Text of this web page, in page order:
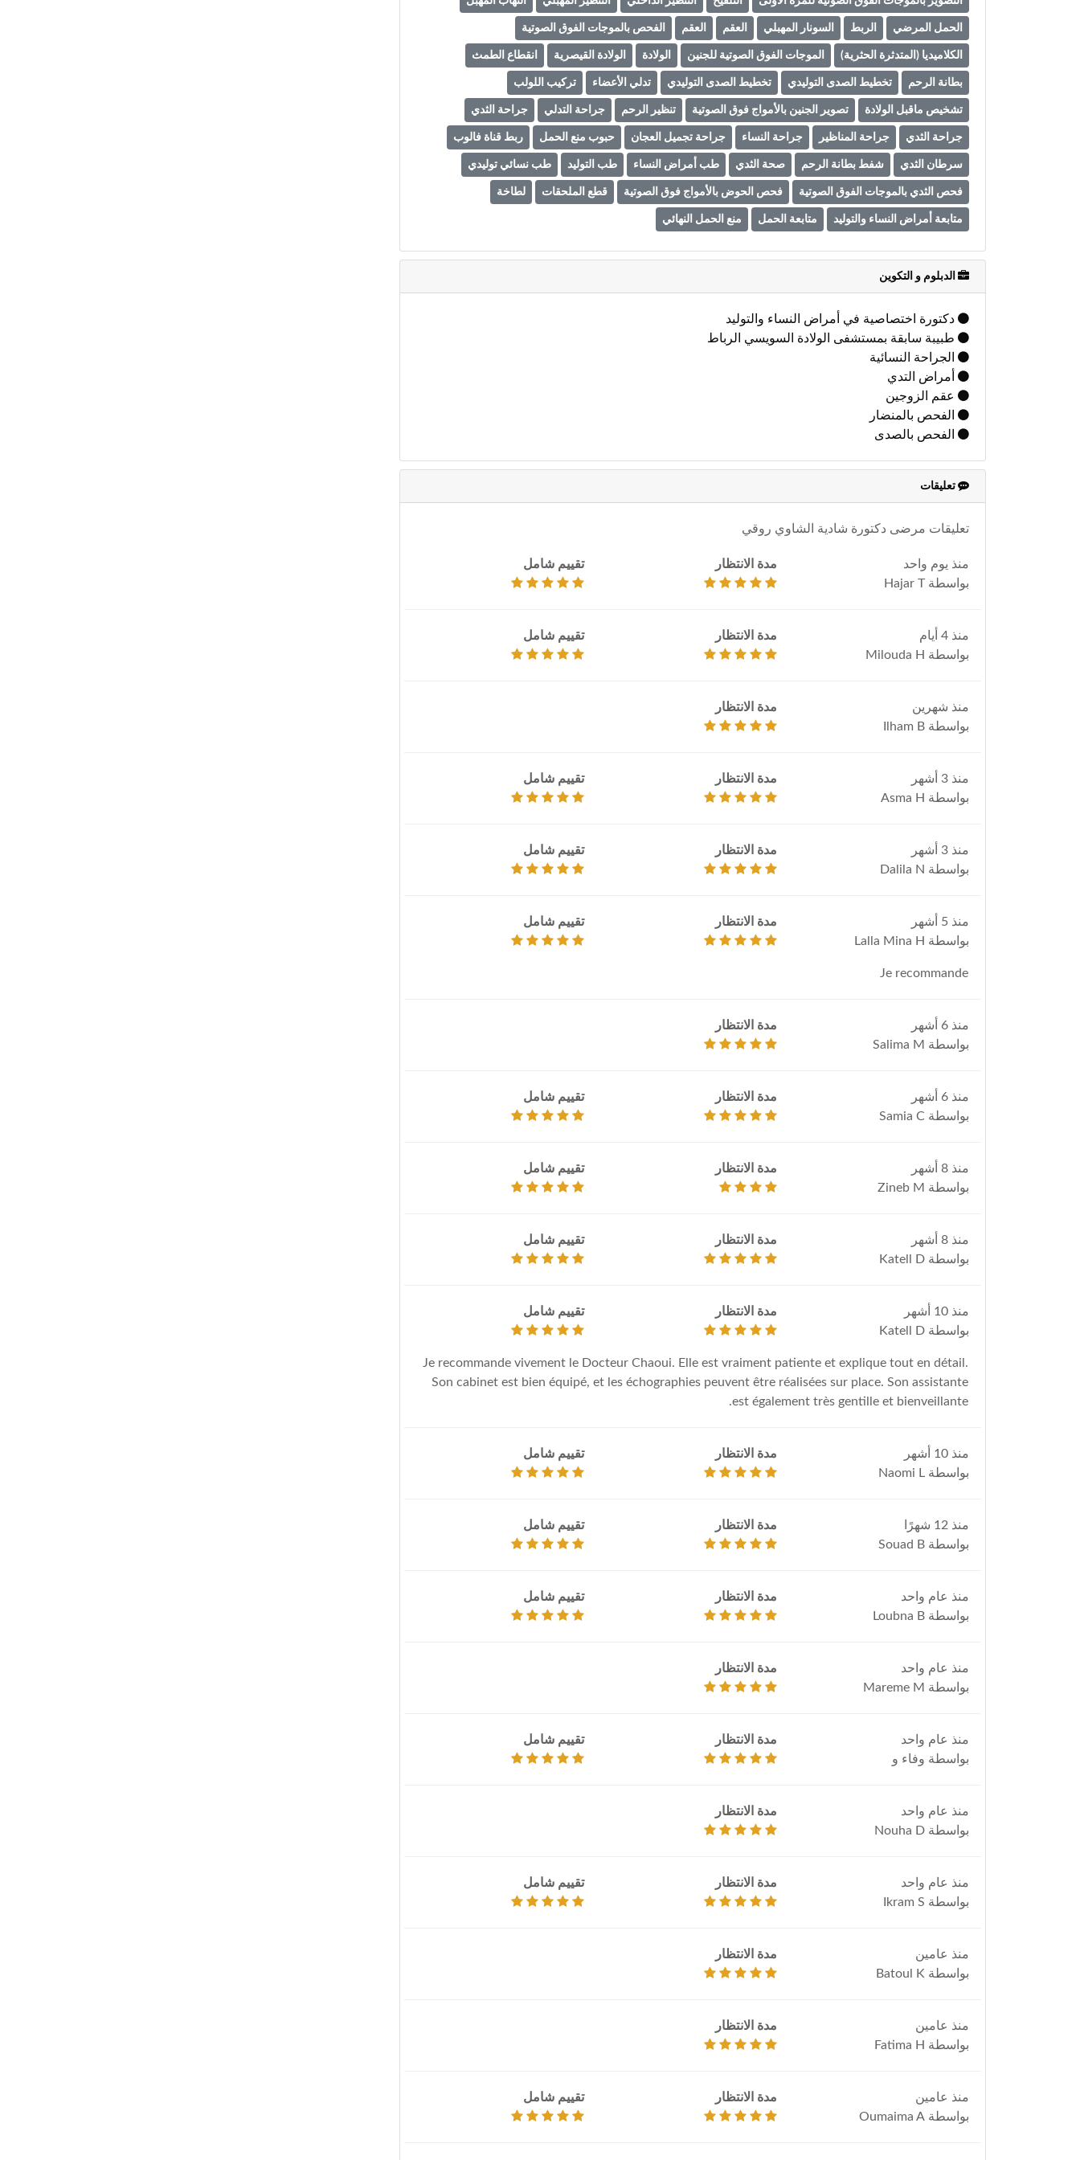
الحمل المرضي الربط السونار المهبلي العقم العقم الفحص بالموجات الفوق الصوتية
الكلاميديا (المتدثرة الحثرية) الموجات الفوق الصوتية للجنين الولادة الولادة القيصرية انقطاع الطمث
بطانة الرحم تخطيط الصدى التوليدي تخطيط الصدى التوليدي تدلي الأعضاء تركيب اللولب
تشخيص ماقبل الولادة تصوير الجنين بالأمواج فوق الصوتية تنظير الرحم جراحة التدلي جراحة الثدي
جراحة الثدي جراحة المناظير جراحة النساء جراحة تجميل العجان حبوب منع الحمل ربط قناة فالوب
سرطان الثدي شفط بطانة الرحم صحة الثدي طب أمراض النساء طب التوليد طب نسائي توليدي
فحص الثدي بالموجات الفوق الصوتية فحص الحوض بالأمواج فوق الصوتية قطع الملحقات لطاخة
متابعة أمراض النساء والتوليد متابعة الحمل منع الحمل النهائي
الدبلوم و التكوين
دكتورة اختصاصية في أمراض النساء والتوليد
طبيبة سابقة بمستشفى الولادة السويسي الرباط
الجراحة النسائية
أمراض التدي
عقم الزوجين
الفحص بالمنضار
الفحص بالصدى
تعليقات
تعليقات مرضى دكتورة شادية الشاوي روقي
منذ يوم واحد
بواسطة Hajar T
مدة الانتظار تقييم شامل
منذ 4 أيام
بواسطة Milouda H
مدة الانتظار تقييم شامل
منذ شهرين
بواسطة Ilham B
مدة الانتظار
منذ 3 أشهر
بواسطة Asma H
مدة الانتظار تقييم شامل
منذ 3 أشهر
بواسطة Dalila N
مدة الانتظار تقييم شامل
منذ 5 أشهر
بواسطة Lalla Mina H
مدة الانتظار تقييم شامل
Je recommande
منذ 6 أشهر
بواسطة Salima M
مدة الانتظار
منذ 6 أشهر
بواسطة Samia C
مدة الانتظار تقييم شامل
منذ 8 أشهر
بواسطة Zineb M
مدة الانتظار تقييم شامل
منذ 8 أشهر
بواسطة Katell D
مدة الانتظار تقييم شامل
منذ 10 أشهر
بواسطة Katell D
مدة الانتظار تقييم شامل
Je recommande vivement le Docteur Chaoui. Elle est vraiment patiente et explique tout en détail.
Son cabinet est bien équipé, et les échographies peuvent être réalisées sur place. Son assistante
est également très gentille et bienveillante.
منذ 10 أشهر
بواسطة Naomi L
مدة الانتظار تقييم شامل
منذ 12 شهرًا
بواسطة Souad B
مدة الانتظار تقييم شامل
منذ عام واحد
بواسطة Loubna B
مدة الانتظار تقييم شامل
منذ عام واحد
بواسطة Mareme M
مدة الانتظار
منذ عام واحد
بواسطة وفاء و
مدة الانتظار تقييم شامل
منذ عام واحد
بواسطة Nouha D
مدة الانتظار
منذ عام واحد
بواسطة Ikram S
مدة الانتظار تقييم شامل
منذ عامين
بواسطة Batoul K
مدة الانتظار
منذ عامين
بواسطة Fatima H
مدة الانتظار
منذ عامين
بواسطة Oumaima A
مدة الانتظار تقييم شامل